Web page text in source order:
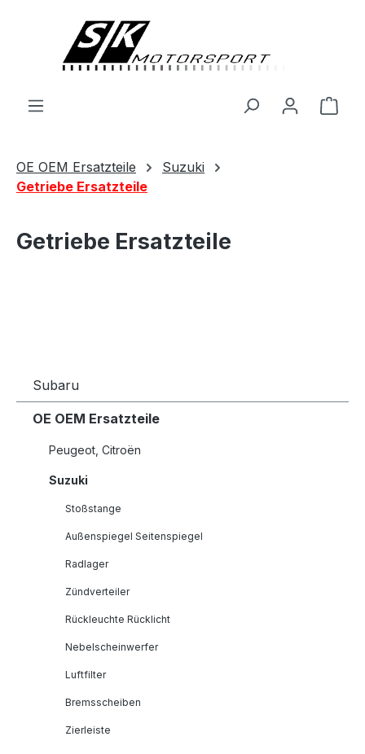
OE OEM Ersatzteile
Suzuki
Getriebe Ersatzteile
Getriebe Ersatzteile
Subaru
OE OEM Ersatzteile
Peugeot, Citroën
Suzuki
Stoßstange
Außenspiegel Seitenspiegel
Radlager
Zündverteiler
Rückleuchte Rücklicht
Nebelscheinwerfer
Luftfilter
Bremsscheiben
Zierleiste